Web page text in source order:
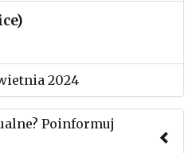
2024
Poinformuj